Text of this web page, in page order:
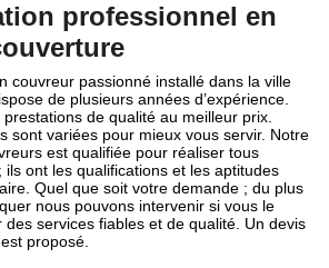
professionnel en
couvreur passionné installé dans la ville
de plusieurs années d’expérience.
de qualité au meilleur prix.
sont variées pour mieux vous servir. Notre
est qualifiée pour réaliser tous
ont les qualifications et les aptitudes
Quel que soit votre demande ; du plus
nous pouvons intervenir si vous le
services fiables et de qualité. Un devis
proposé.